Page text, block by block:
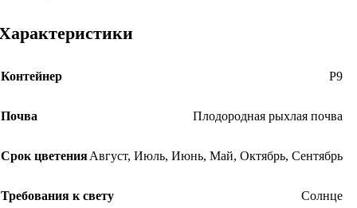
Контейнер Р9
Почва Плодородная рыхлая почва
Срок цветенияАвгуст, Июль, Июнь, Май, Октябрь, Сентябрь
Требования к свету Солнце